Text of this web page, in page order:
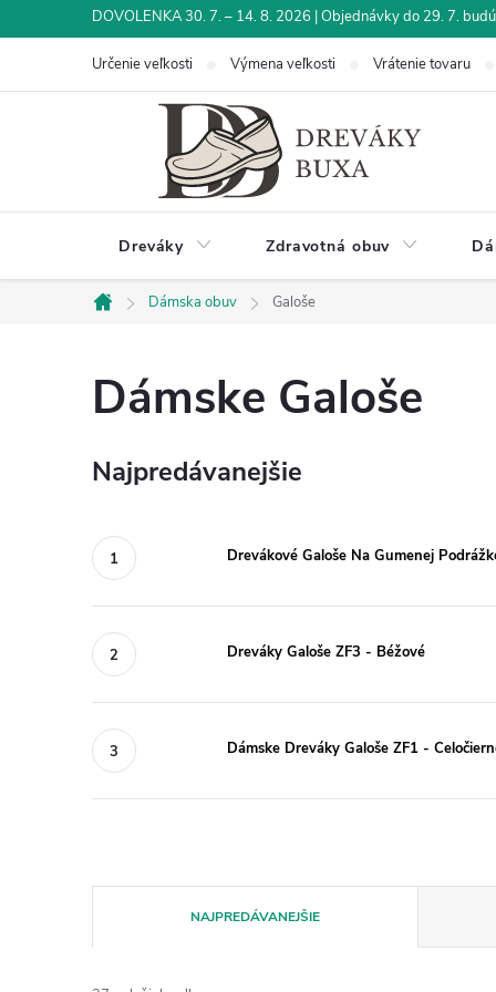
na
DOVOLENKA 30. 7. – 14. 8. 2026 | Objednávky do 29. 7.
Určenie veľkosti Výmena veľkosti Vrátenie tovaru
Dreváky Zdravotná obuv
Domov
Dámska obuv Galoše
Dámske Galoše
Najpredávanejšie
Drevákové Galoše Na Gumenej
Dreváky Galoše ZF3 - Béžové
Dámske Dreváky Galoše ZF1 -
NAJPREDÁVANEJŠIE